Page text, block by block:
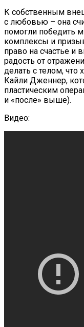
К собственным
с любовью – она
помогли победить
комплексы и
право на счастье и
радость от
делать с телом, что
Кайли Дженнер,
пластическим
и «после» выше).
Видео: